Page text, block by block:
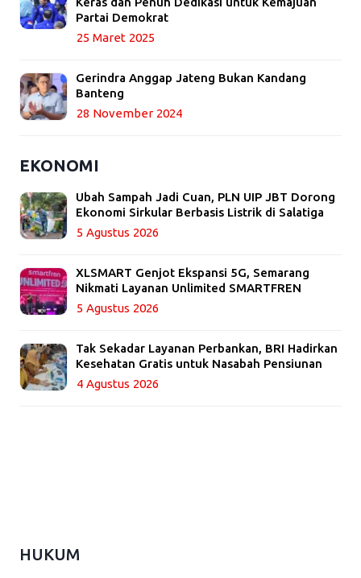
Partai Demokrat
25 Maret 2025
Gerindra Anggap Jateng Bukan Kandang
Banteng
28 November 2024
EKONOMI
Ubah Sampah Jadi Cuan, PLN UIP JBT Dorong
Ekonomi Sirkular Berbasis Listrik di Salatiga
5 Agustus 2026
XLSMART Genjot Ekspansi 5G, Semarang
Nikmati Layanan Unlimited SMARTFREN
5 Agustus 2026
Tak Sekadar Layanan Perbankan, BRI Hadirkan
Kesehatan Gratis untuk Nasabah Pensiunan
4 Agustus 2026
HUKUM